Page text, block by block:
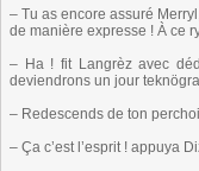
– Tu as encore assuré
de manière expresse ! À ce
– Ha ! fit Langrèz avec
deviendrons un jour
– Redescends de ton
– Ça c’est l’esprit ! appuya